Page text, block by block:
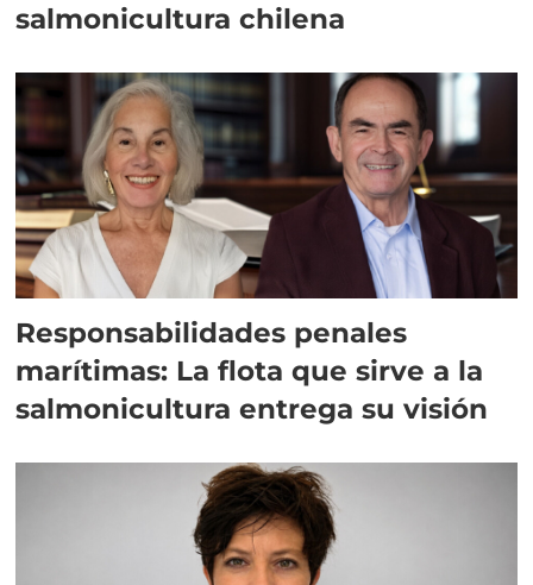
salmonicultura chilena
Responsabilidades penales
marítimas: La flota que sirve a la
salmonicultura entrega su visión